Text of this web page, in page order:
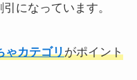
になっています。
ゃカテゴリがポイント